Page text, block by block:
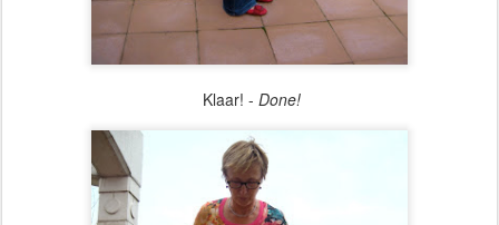
Klaar! - Done!